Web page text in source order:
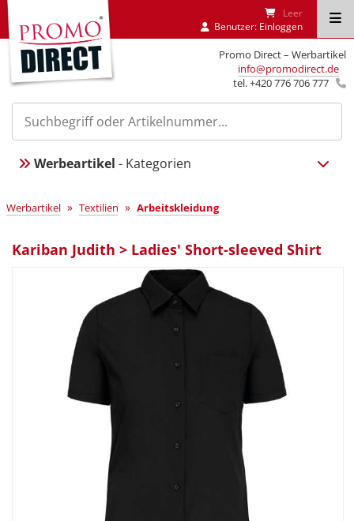
Promo Direct – Werbartikel
info@promodirect.de
tel. +420 776 706 777
Leer
Benutzer: Einloggen
Werbeartikel - Kategorien
Werbartikel » Textilien » Arbeitskleidung
Kariban Judith > Ladies' Short-sleeved Shirt